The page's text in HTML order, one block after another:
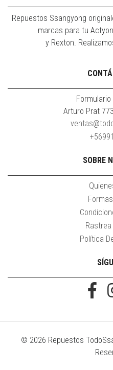
Repuestos Ssangyong
marcas para tu
y Rexton.
Arturo Prat
SOBRE
Política
© 2026 Repuestos